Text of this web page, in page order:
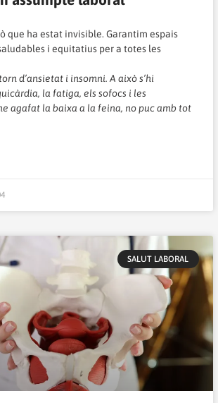
que ha estat invisible. Garantim espais
i equitatius per a totes les
d’ansietat i insomni. A això s’hi
la fatiga, els sofocs i les
agafat la baixa a la feina, no puc amb tot
SALUT LABORAL